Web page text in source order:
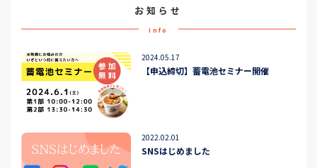
お知らせ
Info
2024.05.17
【申込締切】蓄電池セミナー開催
2022.02.01
SNSはじめました